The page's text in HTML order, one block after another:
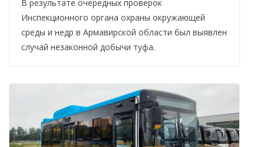
В результате очередных проверок
Инспекционного органа охраны окружающей
среды и недр в Армавирской области был выявлен
случай незаконной добычи туфа.